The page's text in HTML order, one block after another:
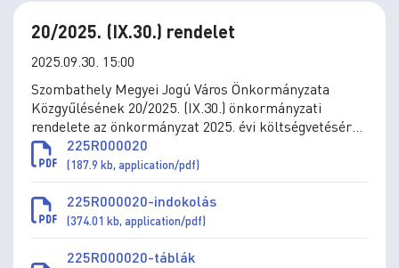
20/2025. (IX.30.) rendelet
2025.09.30. 15:00
Szombathely Megyei Jogú Város Önkormányzata
Közgyűlésének 20/2025. (IX.30.) önkormányzati
rendelete az önkormányzat 2025. évi költségvetéséről
szóló 4/2025. (II.28.) önkormányzati rendelet
módosításáról
225R000020
(187.9 kb, application/pdf)
225R000020-indokolás
(374.01 kb, application/pdf)
225R000020-táblák